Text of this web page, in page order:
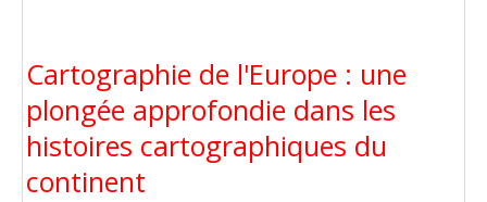
Cartographie de l'Europe : une
plongée approfondie dans les
histoires cartographiques du
continent